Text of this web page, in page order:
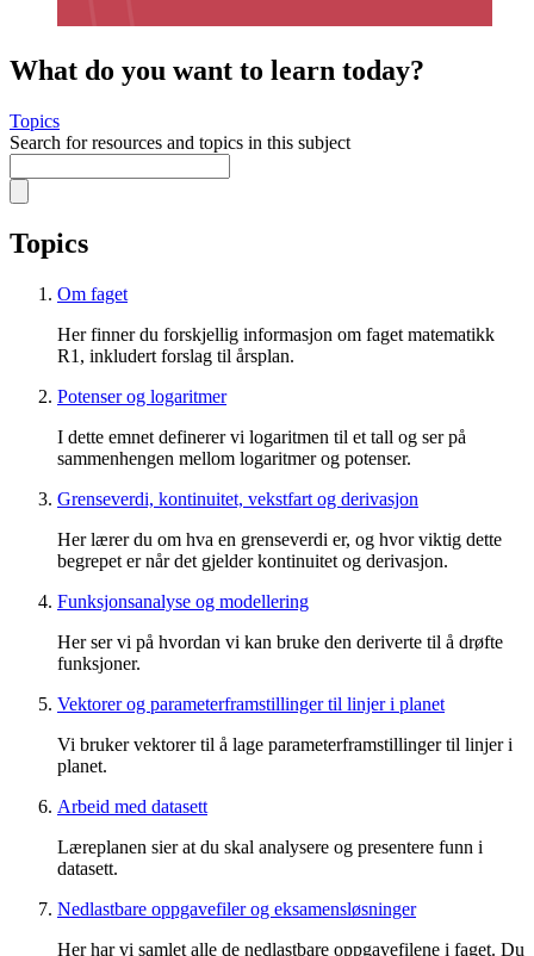
What do you want to learn today?
Topics
Search for resources and topics in this subject
Topics
Om faget
Her finner du forskjellig informasjon om faget matematikk
R1, inkludert forslag til årsplan.
Potenser og logaritmer
I dette emnet definerer vi logaritmen til et tall og ser på
sammenhengen mellom logaritmer og potenser.
Grenseverdi, kontinuitet, vekstfart og derivasjon
Her lærer du om hva en grenseverdi er, og hvor viktig dette
begrepet er når det gjelder kontinuitet og derivasjon.
Funksjonsanalyse og modellering
Her ser vi på hvordan vi kan bruke den deriverte til å drøfte
funksjoner.
Vektorer og parameterframstillinger til linjer i planet
Vi bruker vektorer til å lage parameterframstillinger til linjer i
planet.
Arbeid med datasett
Læreplanen sier at du skal analysere og presentere funn i
datasett.
Nedlastbare oppgavefiler og eksamensløsninger
Her har vi samlet alle de nedlastbare oppgavefilene i faget. Du